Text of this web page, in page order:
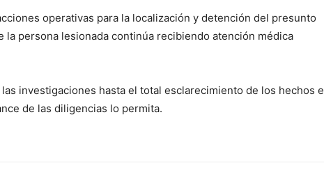
operativas para la localización y detención del presunto
la persona lesionada continúa recibiendo atención médica
investigaciones hasta el total esclarecimiento de los hechos e
de las diligencias lo permita.